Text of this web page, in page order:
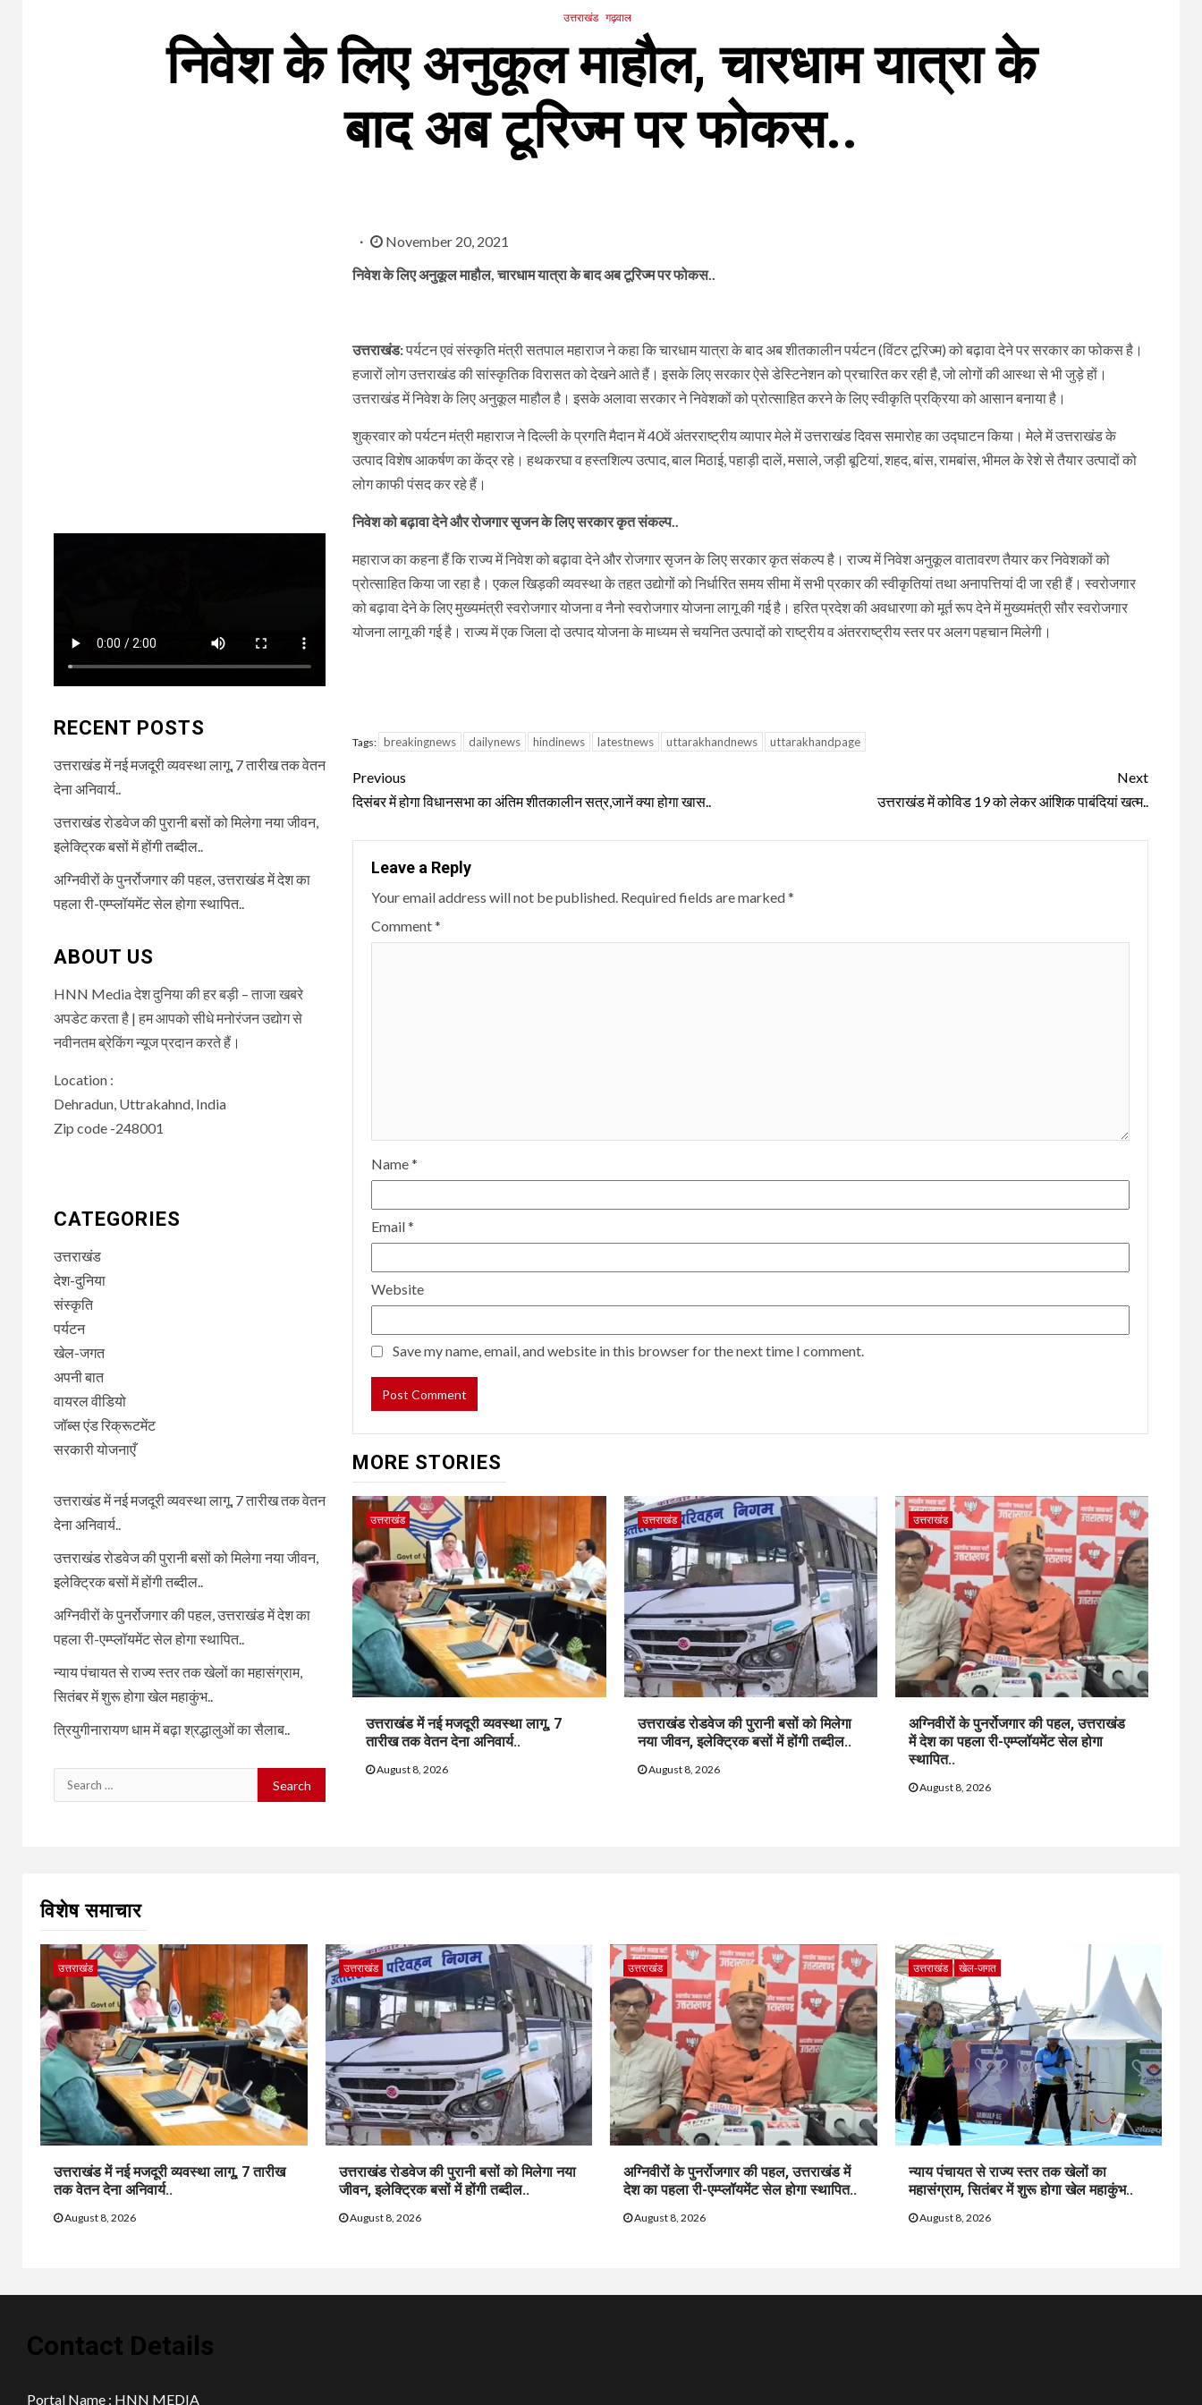
उत्तराखंड गढ़वाल
निवेश के लिए अनुकूल माहौल, चारधाम यात्रा के
बाद अब टूरिज्म पर फोकस..
November 20, 2021
निवेश के लिए अनुकूल माहौल, चारधाम यात्रा के बाद अब टूरिज्म पर फोकस..
उत्तराखंड:पर्यटन एवं संस्कृति मंत्री सतपाल महाराज ने कहा कि चारधाम यात्रा के बाद अब शीतकालीन पर्यटन (विंटर टूरिज्म) को बढ़ावा देने पर सरकार का फोकस है।
हजारों लोग उत्तराखंड की सांस्कृतिक विरासत को देखने आते हैं। इसके लिए सरकार ऐसे डेस्टिनेशन को प्रचारित कर रही है, जो लोगों की आस्था से भी जुड़े हों।
उत्तराखंड में निवेश के लिए अनुकूल माहौल है। इसके अलावा सरकार ने निवेशकों को प्रोत्साहित करने के लिए स्वीकृति प्रक्रिया को आसान बनाया है।
शुक्रवार को पर्यटन मंत्री महाराज ने दिल्ली के प्रगति मैदान में 40वें अंतरराष्ट्रीय व्यापार मेले में उत्तराखंड दिवस समारोह का उद्घाटन किया। मेले में उत्तराखंड के
उत्पाद विशेष आकर्षण का केंद्र रहे। हथकरघा व हस्तशिल्प उत्पाद, बाल मिठाई, पहाड़ी दालें, मसाले, जड़ी बूटियां, शहद, बांस, रामबांस, भीमल के रेशे से तैयार उत्पादों को
लोग काफी पंसद कर रहे हैं।
निवेश को बढ़ावा देने और रोजगार सृजन के लिए सरकार कृत संकल्प..
महाराज का कहना हैं कि राज्य में निवेश को बढ़ावा देने और रोजगार सृजन के लिए सरकार कृत संकल्प है। राज्य में निवेश अनुकूल वातावरण तैयार कर निवेशकों को
प्रोत्साहित किया जा रहा है। एकल खिड़की व्यवस्था के तहत उद्योगों को निर्धारित समय सीमा में सभी प्रकार की स्वीकृतियां तथा अनापत्तियां दी जा रही हैं। स्वरोजगार
को बढ़ावा देने के लिए मुख्यमंत्री स्वरोजगार योजना व नैनो स्वरोजगार योजना लागू की गई है। हरित प्रदेश की अवधारणा को मूर्त रूप देने में मुख्यमंत्री सौर स्वरोजगार
योजना लागू की गई है। राज्य में एक जिला दो उत्पाद योजना के माध्यम से चयनित उत्पादों को राष्ट्रीय व अंतरराष्ट्रीय स्तर पर अलग पहचान मिलेगी।
Tags: breakingnews dailynews hindinews latestnews uttarakhandnews uttarakhandpage
Continue
Reading
Previous
दिसंबर में होगा विधानसभा का अंतिम शीतकालीन सत्र,जानें क्या होगा खास..
Next
उत्तराखंड में कोविड 19 को लेकर आंशिक पाबंदियां खत्म..
Leave a Reply
Your email address will not be published. Required fields are marked*
Comment*
Name*
Email*
Website
Save my name, email, and website in this browser for the next time I comment.
MORE STORIES
उत्तराखंड
उत्तराखंड में नई मजदूरी व्यवस्था लागू, 7
तारीख तक वेतन देना अनिवार्य..
August 8, 2026
उत्तराखंड
उत्तराखंड रोडवेज की पुरानी बसों को मिलेगा
नया जीवन, इलेक्ट्रिक बसों में होंगी तब्दील..
August 8, 2026
उत्तराखंड
अग्निवीरों के पुनर्रोजगार की पहल, उत्तराखंड
में देश का पहला री-एम्प्लॉयमेंट सेल होगा
स्थापित..
August 8, 2026
RECENT POSTS
उत्तराखंड में नई मजदूरी व्यवस्था लागू, 7 तारीख तक वेतन
देना अनिवार्य..
उत्तराखंड रोडवेज की पुरानी बसों को मिलेगा नया जीवन,
इलेक्ट्रिक बसों में होंगी तब्दील..
अग्निवीरों के पुनर्रोजगार की पहल, उत्तराखंड में देश का
पहला री-एम्प्लॉयमेंट सेल होगा स्थापित..
ABOUT US
HNN Media देश दुनिया की हर बड़ी – ताजा खबरे
अपडेट करता है | हम आपको सीधे मनोरंजन उद्योग से
नवीनतम ब्रेकिंग न्यूज प्रदान करते हैं।
Location :
Dehradun, Uttrakahnd, India
Zip code -248001
CATEGORIES
उत्तराखंड
देश-दुनिया
संस्कृति
पर्यटन
खेल-जगत
अपनी बात
वायरल वीडियो
जॉब्स एंड रिक्रूटमेंट
सरकारी योजनाएँ
उत्तराखंड में नई मजदूरी व्यवस्था लागू, 7 तारीख तक वेतन
देना अनिवार्य..
उत्तराखंड रोडवेज की पुरानी बसों को मिलेगा नया जीवन,
इलेक्ट्रिक बसों में होंगी तब्दील..
अग्निवीरों के पुनर्रोजगार की पहल, उत्तराखंड में देश का
पहला री-एम्प्लॉयमेंट सेल होगा स्थापित..
न्याय पंचायत से राज्य स्तर तक खेलों का महासंग्राम,
सितंबर में शुरू होगा खेल महाकुंभ..
त्रियुगीनारायण धाम में बढ़ा श्रद्धालुओं का सैलाब..
Search
for:
विशेष समाचार
उत्तराखंड
उत्तराखंड में नई मजदूरी व्यवस्था लागू, 7 तारीख
तक वेतन देना अनिवार्य..
August 8, 2026
उत्तराखंड
उत्तराखंड रोडवेज की पुरानी बसों को मिलेगा नया
जीवन, इलेक्ट्रिक बसों में होंगी तब्दील..
August 8, 2026
उत्तराखंड
अग्निवीरों के पुनर्रोजगार की पहल, उत्तराखंड में
देश का पहला री-एम्प्लॉयमेंट सेल होगा स्थापित..
August 8, 2026
उत्तराखंड खेल-जगत
न्याय पंचायत से राज्य स्तर तक खेलों का
महासंग्राम, सितंबर में शुरू होगा खेल महाकुंभ..
August 8, 2026
Contact Details
Portal Name : HNN MEDIA